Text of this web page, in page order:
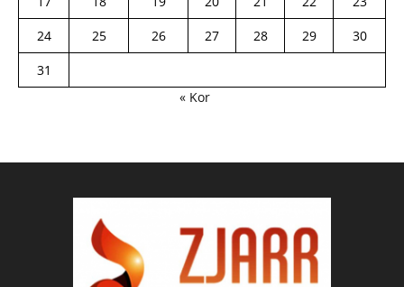
24
25 26 27 28 29
30
31
« Kor